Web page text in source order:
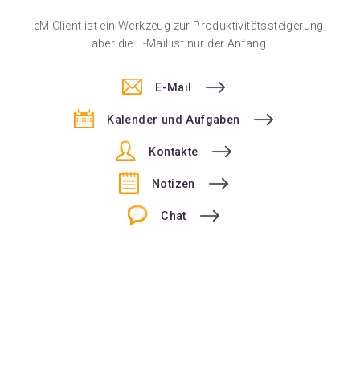
eM Client ist ein Werkzeug zur Produktivitätssteigerung,
aber die E-Mail ist nur der Anfang.
E-Mail
Kalender und Aufgaben
Kontakte
Notizen
Chat